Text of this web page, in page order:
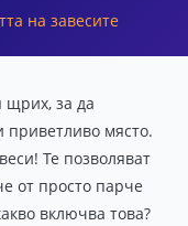
на завесите
щрих, за да
приветливо място.
Те позволяват
от просто парче
включва това?